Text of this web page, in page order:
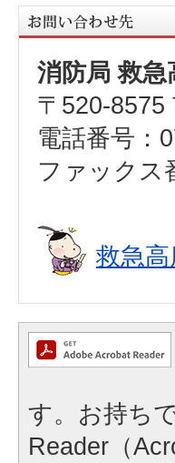
消防局 救急
〒520-8575
電話番号：
ファックス
救急
す。お持ち
Reader（